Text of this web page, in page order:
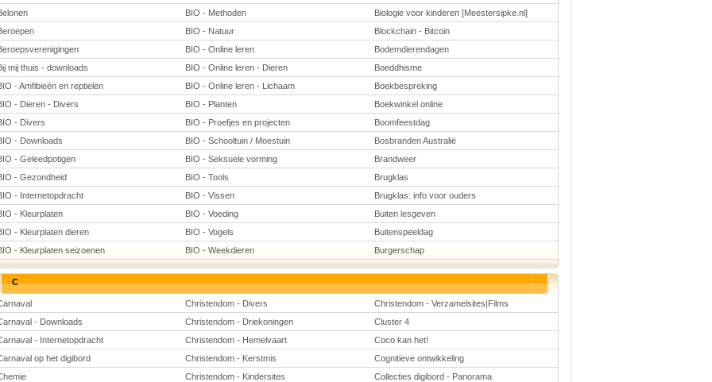
BIO - Methoden
Biologie voor kinderen [Meestersipke.nl]
BIO - Natuur
Blockchain - Bitcoin
BIO - Online leren
Bodemdierendagen
mij thuis - downloads
BIO - Online leren - Dieren
Boeddhisme
- Amfibieën en reptielen
BIO - Online leren - Lichaam
Boekbespreking
- Dieren - Divers
BIO - Planten
Boekwinkel online
- Divers
BIO - Proefjes en projecten
Boomfeestdag
- Downloads
BIO - Schooltuin / Moestuin
Bosbranden Australië
- Geleedpotigen
BIO - Seksuele vorming
Brandweer
- Gezondheid
BIO - Tools
Brugklas
- Internetopdracht
BIO - Vissen
Brugklas: info voor ouders
- Kleurplaten
BIO - Voeding
Buiten lesgeven
- Kleurplaten dieren
BIO - Vogels
Buitenspeeldag
- Kleurplaten seizoenen
BIO - Weekdieren Burgerschap
C
Christendom - Divers
Christendom - Verzamelsites|Films
- Downloads
Christendom - Driekoningen
Cluster 4
- Internetopdracht
Christendom - Hemelvaart
Coco kan het!
op het digibord
Christendom - Kerstmis
Cognitieve ontwikkeling
Christendom - Kindersites
Collecties digibord - Panorama